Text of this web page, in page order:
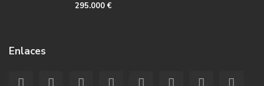
295.000 €
Enlaces